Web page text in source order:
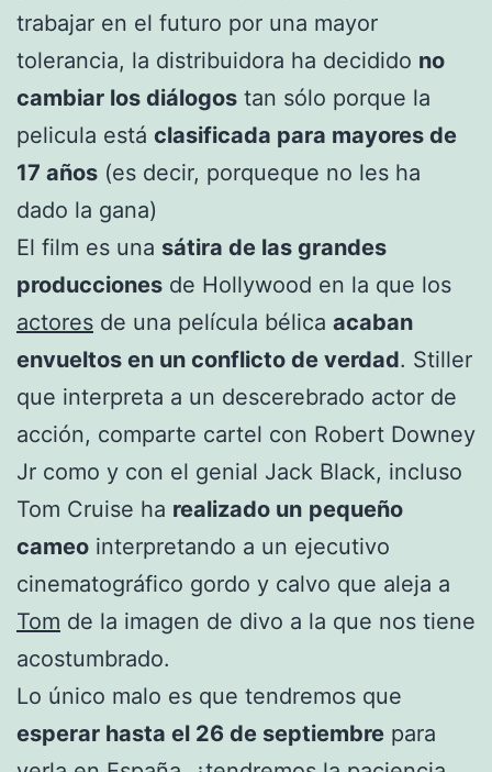
trabajar en el futuro por una mayor
tolerancia, la distribuidora ha decidido no
cambiar los diálogos tan sólo porque la
pelicula está clasificada para mayores de
17 años (es decir, porqueque no les ha
dado la gana)
El film es una sátira de las grandes
producciones de Hollywood en la que los
actores de una película bélica acaban
envueltos en un conflicto de verdad. Stiller
que interpreta a un descerebrado actor de
acción, comparte cartel con Robert Downey
Jr como y con el genial Jack Black, incluso
Tom Cruise ha realizado un pequeño
cameo interpretando a un ejecutivo
cinematográfico gordo y calvo que aleja a
Tom de la imagen de divo a la que nos tiene
acostumbrado.
Lo único malo es que tendremos que
esperar hasta el 26 de septiembre para